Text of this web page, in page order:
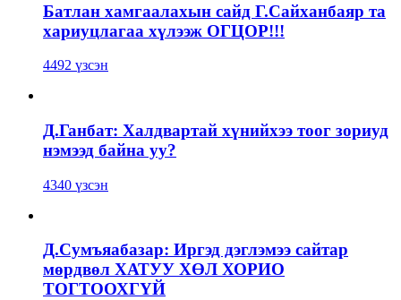
Батлан хамгаалахын сайд Г.Сайханбаяр та
хариуцлагаа хүлээж ОГЦОР!!!
4492 үзсэн
Д.Ганбат: Халдвартай хүнийхээ тоог зориуд
нэмээд байна уу?
4340 үзсэн
Д.Сумъяабазар: Иргэд дэглэмээ сайтар
мөрдвөл ХАТУУ ХӨЛ ХОРИО
ТОГТООХГҮЙ